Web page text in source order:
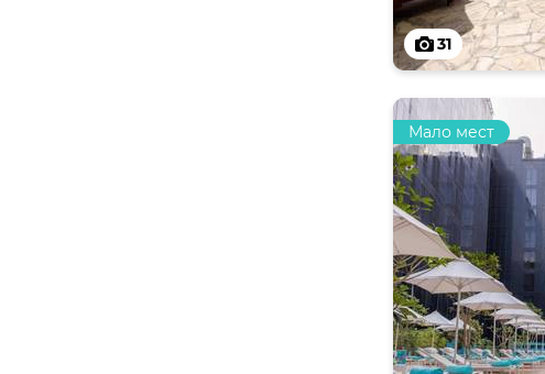
31
Мало мест